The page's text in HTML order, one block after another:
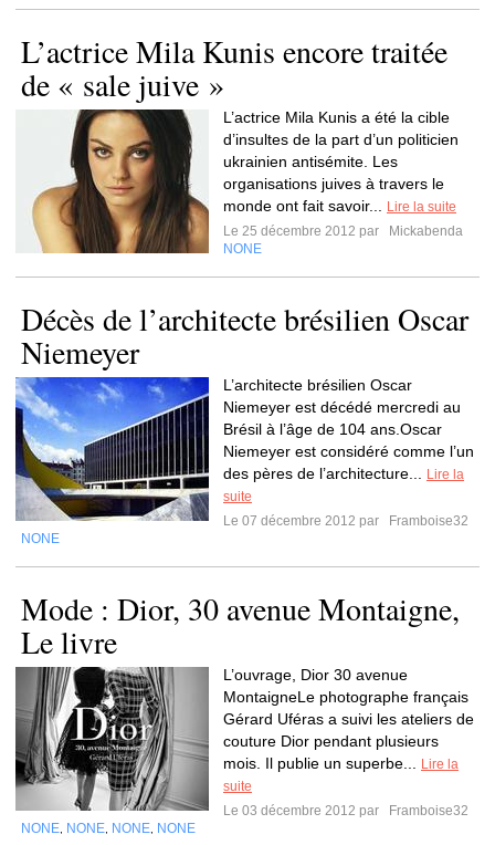
L’actrice Mila Kunis encore traitée
de « sale juive »
L’actrice Mila Kunis a été la cible
d’insultes de la part d’un politicien
ukrainien antisémite. Les
organisations juives à travers le
monde ont fait savoir...
Lire la suite
Le 25 décembre 2012 par
Mickabenda
NONE
Décès de l’architecte brésilien Oscar
Niemeyer
L’architecte brésilien Oscar
Niemeyer est décédé mercredi au
Brésil à l’âge de 104 ans.Oscar
Niemeyer est considéré comme l’un
des pères de l’architecture...
Lire la
suite
Le 07 décembre 2012 par
Framboise32
NONE
Mode : Dior, 30 avenue Montaigne,
Le livre
L’ouvrage, Dior 30 avenue
MontaigneLe photographe français
Gérard Uféras a suivi les ateliers de
couture Dior pendant plusieurs
mois. Il publie un superbe...
Lire la
suite
Le 03 décembre 2012 par
Framboise32
NONE NONE NONE NONE